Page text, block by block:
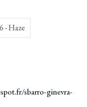
- Haze
sbarro-ginevra-